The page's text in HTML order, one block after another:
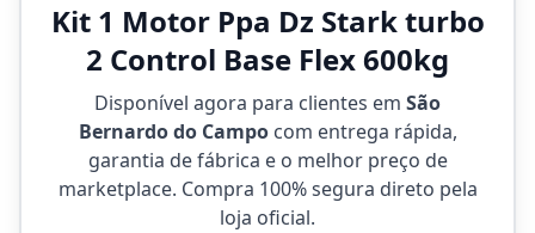
Kit 1 Motor Ppa Dz Stark turbo
2 Control Base Flex 600kg
Disponível agora para clientes em São
Bernardo do Campocom entrega rápida,
garantia de fábrica e o melhor preço de
marketplace. Compra 100% segura direto pela
loja oficial.